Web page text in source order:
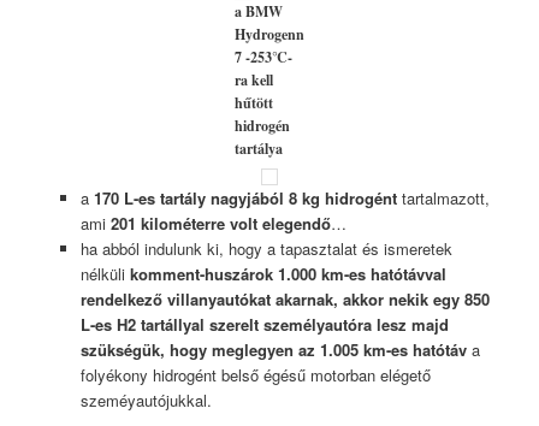
a BMW
Hydrogenn
7 -253℃-
ra kell
hűtött
hidrogén
tartálya
a 170 L-es tartály nagyjából 8 kg hidrogénttartalmazott,
ami 201 kilométerre volt elegendő…
ha abból indulunk ki, hogy a tapasztalat és ismeretek
nélküli komment-huszárok 1.000 km-es hatótávval
rendelkező villanyautókat akarnak, akkor nekik egy 850
L-es H2 tartállyal szerelt személyautóra lesz majd
szükségük, hogy meglegyen az 1.005 km-es hatótáva
folyékony hidrogént belső égésű motorban elégető
szeméyautójukkal.